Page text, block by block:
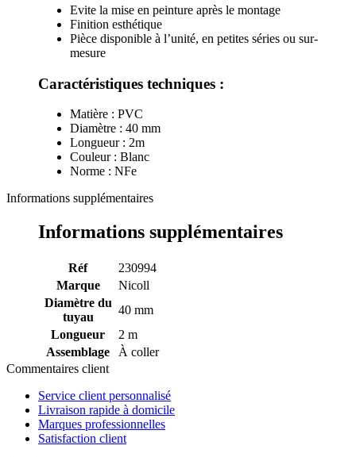
Evite la mise en peinture après le montage
Finition esthétique
Pièce disponible à l’unité, en petites séries ou sur-
mesure
Caractéristiques techniques :
Matière : PVC
Diamètre : 40 mm
Longueur : 2m
Couleur : Blanc
Norme : NFe
Informations supplémentaires
Informations supplémentaires
Réf
230994
Marque
Nicoll
Diamètre du
tuyau
40 mm
Longueur
2 m
Assemblage
À coller
Commentaires client
Service client personnalisé
Livraison rapide à domicile
Marques professionnelles
Satisfaction client